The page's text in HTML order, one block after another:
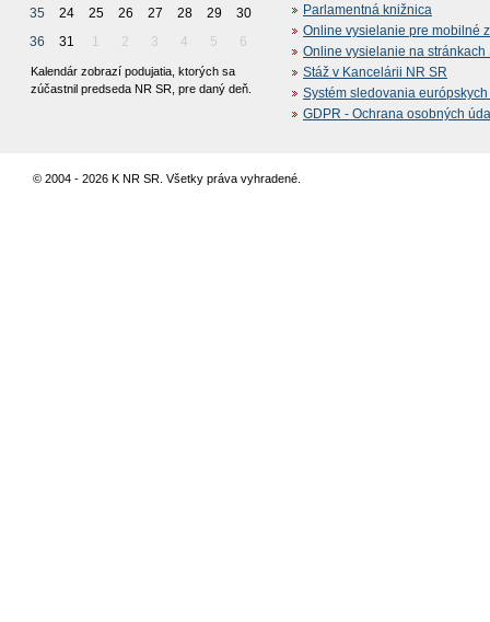
35
24 25 26 27 28 29
30
36
31 1 2 3 4 5 6
Kalendár zobrazí podujatia, ktorých sa
zúčastnil predseda NR SR, pre daný deň.
Parlamentná knižnica
Online vysielanie pre mobilné
Online vysielanie na stránkach
Stáž v Kancelárii NR SR
Systém sledovania
GDPR - Ochrana osobných
© 2004 - 2026 K NR SR. Všetky práva vyhradené.